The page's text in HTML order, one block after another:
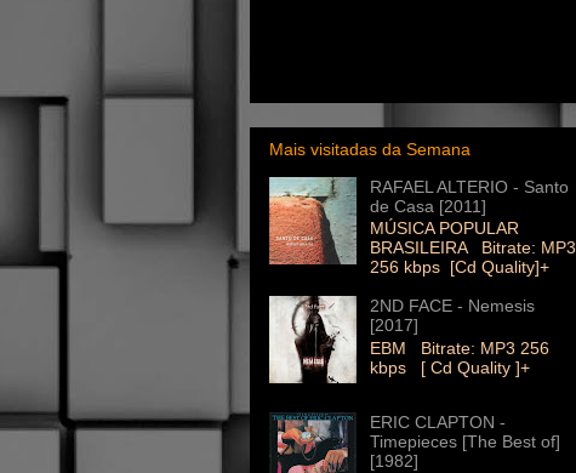
Mais visitadas da Semana
RAFAEL ALTERIO - Santo
de Casa [2011]
MÚSICA POPULAR
BRASILEIRA Bitrate: MP3
256 kbps [Cd Quality]+
2ND FACE - Nemesis
[2017]
EBM Bitrate: MP3 256
kbps [ Cd Quality ]+
ERIC CLAPTON -
Timepieces [The Best of]
[1982]